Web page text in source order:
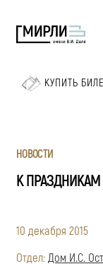
КУПИТЬ
НОВОСТИ
К
10 декабря 2015
Отдел:Дом И.С.